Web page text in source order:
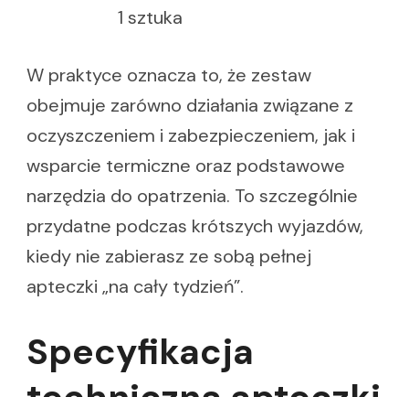
1 sztuka
W praktyce oznacza to, że zestaw
obejmuje zarówno działania związane z
oczyszczeniem i zabezpieczeniem, jak i
wsparcie termiczne oraz podstawowe
narzędzia do opatrzenia. To szczególnie
przydatne podczas krótszych wyjazdów,
kiedy nie zabierasz ze sobą pełnej
apteczki „na cały tydzień”.
Specyfikacja